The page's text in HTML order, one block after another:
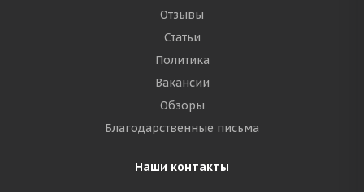
Отзывы
Статьи
Политика
Вакансии
Обзоры
Благодарственные письма
Наши контакты